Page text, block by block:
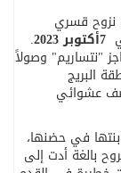
نزوح قسري
7أكتوبر 2023 .
"نتساريم" وصولاً
البريج
عشوائي
في حضنها،
بالغة أدت إلى